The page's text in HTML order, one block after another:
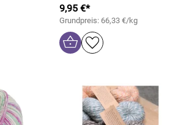
9,95 €*
Grundpreis: 66,33 €/kg